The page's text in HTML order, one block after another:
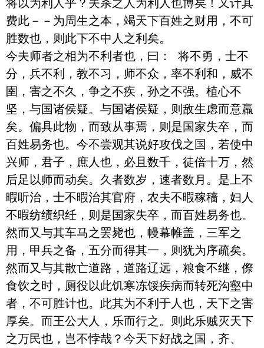
费此－－为周生之本，竭天下百姓之财用，不可
胜数也，则此下不中人之利矣。
今夫师者之相为不利者也，曰： 将不勇，士不
分，兵不利，教不习，师不众，率不利和，威不
圉，害之不久，争之不疾，孙之不强。植心不
坚，与国诸侯疑。与国诸侯疑，则敌生虑而意羸
矣。偏具此物，而致从事焉，则是国家失卒，而
百姓易务也。今不尝观其说好攻伐之国，若使中
兴师，君子，庶人也，必且数千，徒倍十万，然
后足以师而动矣。久者数岁，速者数月。是上不
暇听治，士不暇治其官府，农夫不暇稼穑，妇人
不暇纺绩织纴，则是国家失卒，而百姓易务也。
然而又与其车马之罢毙也，幔幕帷盖，三军之
用，甲兵之备，五分而得其一，则犹为序疏矣。
然而又与其散亡道路，道路辽远，粮食不继，傺
食饮之时，厕役以此饥寒冻馁疾病而转死沟壑中
者，不可胜计也。此其为不利于人也，天下之害
厚矣。而王公大人，乐而行之。则此乐贼灭天下
之万民也，岂不悖哉？今天下好战之国，齐、